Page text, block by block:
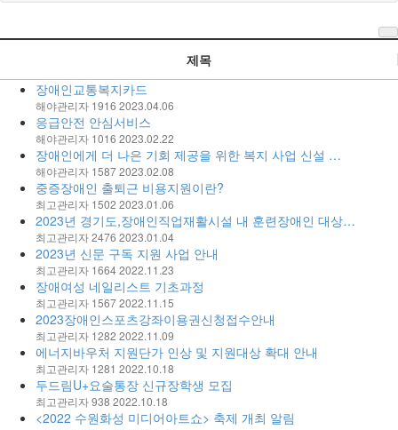
제목
장애인교통복지카드
해야관리자 1916 2023.04.06
응급안전 안심서비스
해야관리자 1016 2023.02.22
장애인에게 더 나은 기회 제공을 위한 복지 사업 신설 …
해야관리자 15872023.02.08
중증장애인 출퇴근 비용지원이란?
최고관리자 1502 2023.01.06
2023년 경기도,장애인직업재활시설 내 훈련장애인 대상…
최고관리자2476 2023.01.04
2023년 신문 구독 지원 사업 안내
최고관리자 16642022.11.23
장애여성 네일리스트 기초과정
최고관리자 15672022.11.15
2023장애인스포츠강좌이용권신청접수안내
최고관리자 1282 2022.11.09
에너지바우처 지원단가 인상 및 지원대상 확대 안내
최고관리자 1281 2022.10.18
두드림U+요술통장 신규장학생 모집
최고관리자938 2022.10.18
<2022 수원화성 미디어아트쇼> 축제 개최 알림